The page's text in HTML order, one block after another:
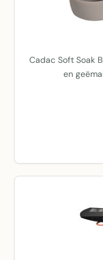
Cadac Soft Soak
en